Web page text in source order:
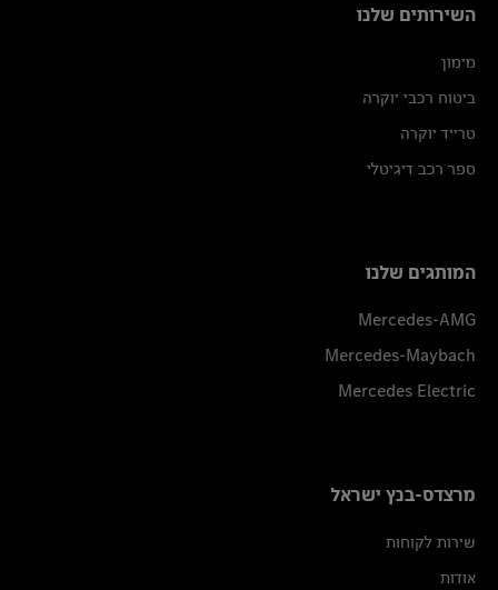
השירותים שלנו
מימון
ביטוח רכבי יוקרה
טרייד יוקרה
ספר רכב דיגיטלי
המותגים שלנו
Mercedes-AMG
Mercedes-Maybach
Mercedes Electric
מרצדס-בנץ ישראל
שירות לקוחות
אודות